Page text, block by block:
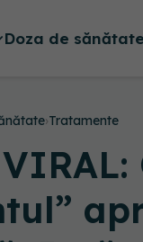
Doza de sănătate
›Tratamente